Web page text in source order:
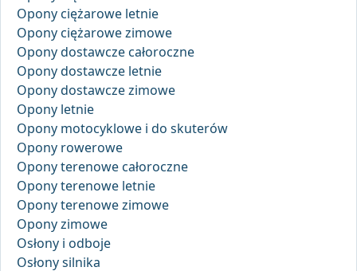
Opony ciężarowe letnie
Opony ciężarowe zimowe
Opony dostawcze całoroczne
Opony dostawcze letnie
Opony dostawcze zimowe
Opony letnie
Opony motocyklowe i do skuterów
Opony rowerowe
Opony terenowe całoroczne
Opony terenowe letnie
Opony terenowe zimowe
Opony zimowe
Osłony i odboje
Osłony silnika